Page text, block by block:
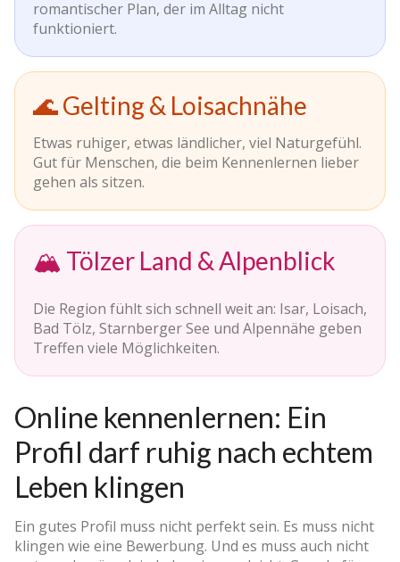
romantischer Plan, der im Alltag nicht
funktioniert.
🌊 Gelting & Loisachnähe
Etwas ruhiger, etwas ländlicher, viel Naturgefühl.
Gut für Menschen, die beim Kennenlernen lieber
gehen als sitzen.
🏔️ Tölzer Land & Alpenblick
Die Region fühlt sich schnell weit an: Isar, Loisach,
Bad Tölz, Starnberger See und Alpennähe geben
Treffen viele Möglichkeiten.
Online kennenlernen: Ein
Profil darf ruhig nach echtem
Leben klingen
Ein gutes Profil muss nicht perfekt sein. Es muss nicht
klingen wie eine Bewerbung. Und es muss auch nicht